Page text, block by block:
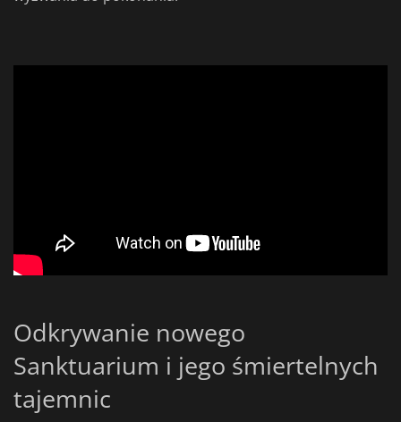
Odkrywanie nowego
Sanktuarium i jego śmiertelnych
tajemnic